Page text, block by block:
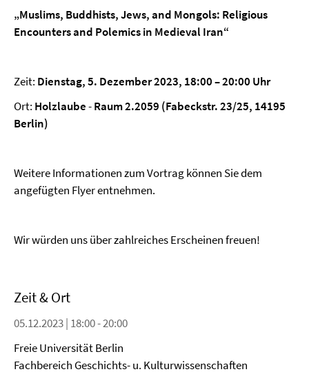
„Muslims, Buddhists, Jews, and Mongols: Religious
Encounters and Polemics in Medieval Iran“
Zeit: Dienstag, 5. Dezember 2023, 18:00 – 20:00 Uhr
Ort: Holzlaube-Raum 2.2059 (Fabeckstr. 23/25, 14195
Berlin)
Weitere Informationen zum Vortrag können Sie dem
angefügten Flyer entnehmen.
Wir würden uns über zahlreiches Erscheinen freuen!
Zeit & Ort
05.12.2023 | 18:00 - 20:00
Freie Universität Berlin
Fachbereich Geschichts- u. Kulturwissenschaften